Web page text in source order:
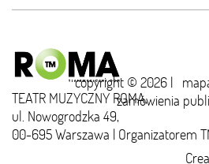
copyright © 2026 |
zamówienia
TEATR MUZYCZNY ROMA,
ul. Nowogrodzka 49,
00-695 Warszawa | Organizatorem